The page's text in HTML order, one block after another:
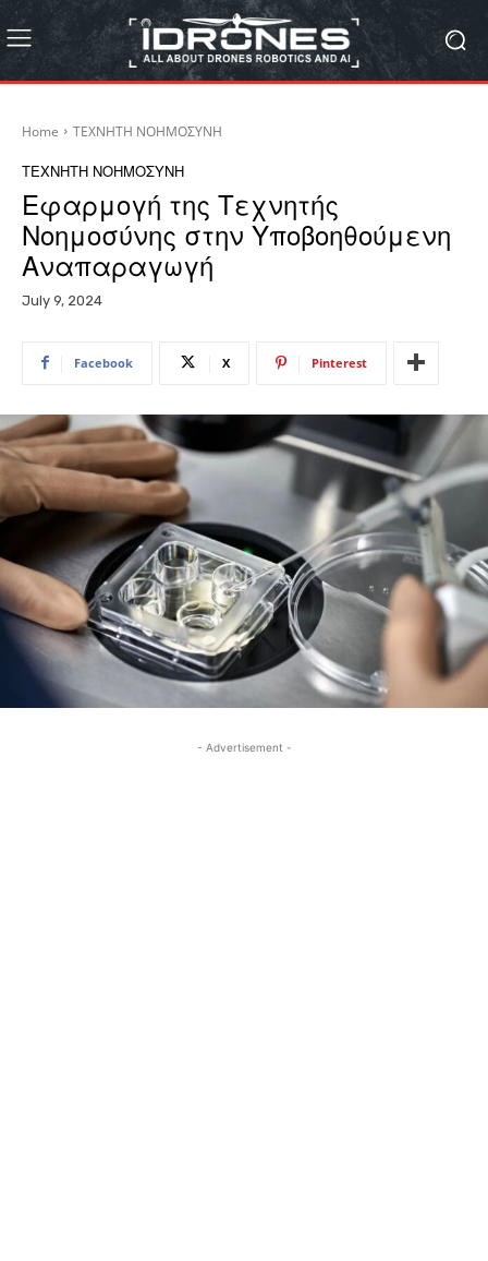
Home ΤΕΧΝΗΤΗ ΝΟΗΜΟΣΥΝΗ
ΤΕΧΝΗΤΗ ΝΟΗΜΟΣΥΝΗ
Εφαρμογή της Τεχνητής
Νοημοσύνης στην Υποβοηθούμενη
Αναπαραγωγή
July 9, 2024
Facebook X Pinterest
- Advertisement -